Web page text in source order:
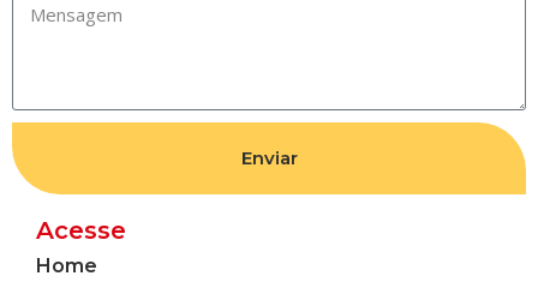
Enviar
Acesse
Home